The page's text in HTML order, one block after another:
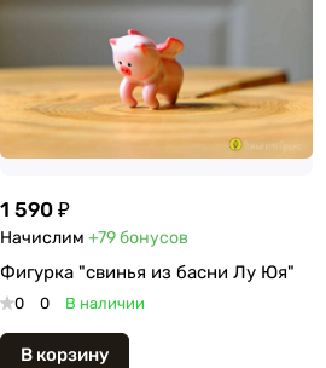
1 590 ₽
Начислим +79бонусов
Фигурка "свинья из басни Лу Юя"
0 0 В наличии
В корзину